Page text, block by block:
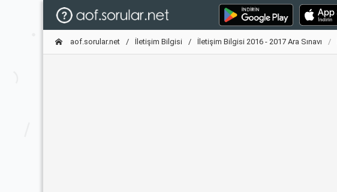
aof.sorular.net İletişim Bilgisi İletişim Bilgisi 2016 - 2017 Ara Sınavı